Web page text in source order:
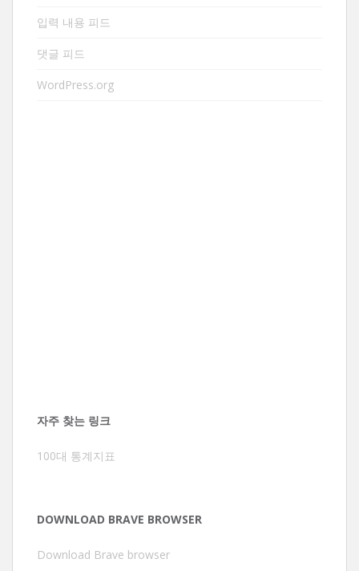
입력 내용 피드
댓글 피드
WordPress.org
자주 찾는 링크
100대 통계지표
DOWNLOAD BRAVE BROWSER
Download Brave browser